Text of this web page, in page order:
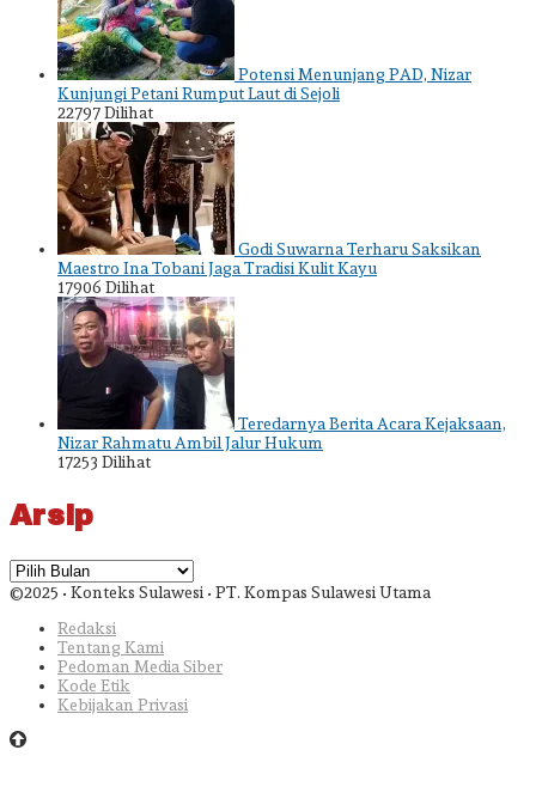
Potensi Menunjang PAD, Nizar
Kunjungi Petani Rumput Laut di Sejoli
22797 Dilihat
Godi Suwarna Terharu Saksikan
Maestro Ina Tobani Jaga Tradisi Kulit Kayu
17906 Dilihat
Teredarnya Berita Acara Kejaksaan,
Nizar Rahmatu Ambil Jalur Hukum
17253 Dilihat
Arsip
Arsip
©2025 • Konteks Sulawesi • PT. Kompas Sulawesi Utama
Redaksi
Tentang Kami
Pedoman Media Siber
Kode Etik
Kebijakan Privasi